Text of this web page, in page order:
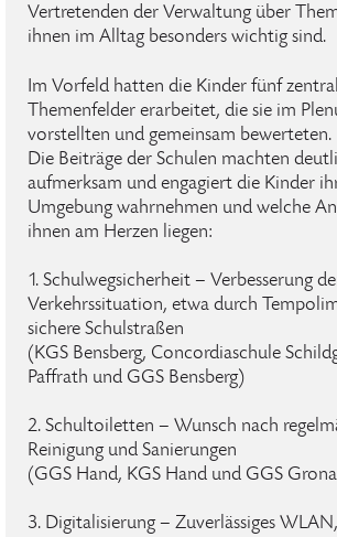
Vertretenden der Verwaltung über
ihnen im Alltag besonders wichtig sind.
Im Vorfeld hatten die Kinder fünf
Themenfelder erarbeitet, die sie im
vorstellten und gemeinsam bewerteten.
Die Beiträge der Schulen machten
aufmerksam und engagiert die Kinder
Umgebung wahrnehmen und welche
ihnen am Herzen liegen:
1. Schulwegsicherheit – Verbesserung
Verkehrssituation, etwa durch
sichere Schulstraßen
(KGS Bensberg, Concordiaschule
Paffrath und GGS Bensberg)
2. Schultoiletten – Wunsch nach
Reinigung und Sanierungen
(GGS Hand, KGS Hand und GGS
3. Digitalisierung – Zuverlässiges